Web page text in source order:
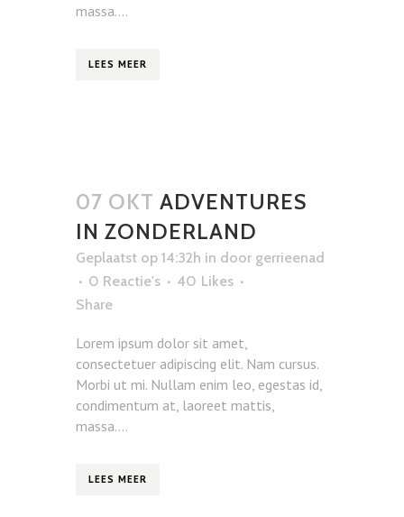
massa....
LEES MEER
07 OKT ADVENTURES
IN ZONDERLAND
Geplaatst op 14:32h in door gerrieenad
0 Reactie's
40 Likes
Share
Lorem ipsum dolor sit amet,
consectetuer adipiscing elit. Nam cursus.
Morbi ut mi. Nullam enim leo, egestas id,
condimentum at, laoreet mattis,
massa....
LEES MEER